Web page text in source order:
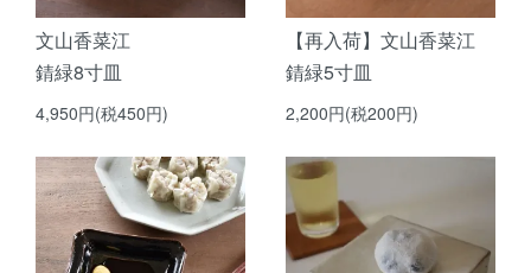
文山香菜江
錆緑8寸皿
4,950円(税450円)
【再入荷】文山香菜江
錆緑5寸皿
2,200円(税200円)